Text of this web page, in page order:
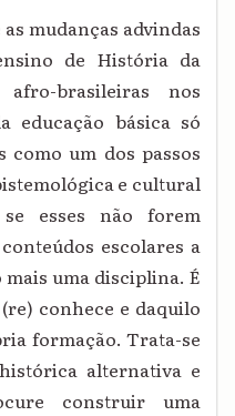
mudanças advindas
de História da
brasileiras nos
educação básica só
como um dos passos
e cultural
esses não forem
escolares a
uma disciplina. É
conhece e daquilo
formação. Trata-se
alternativa e
construir uma